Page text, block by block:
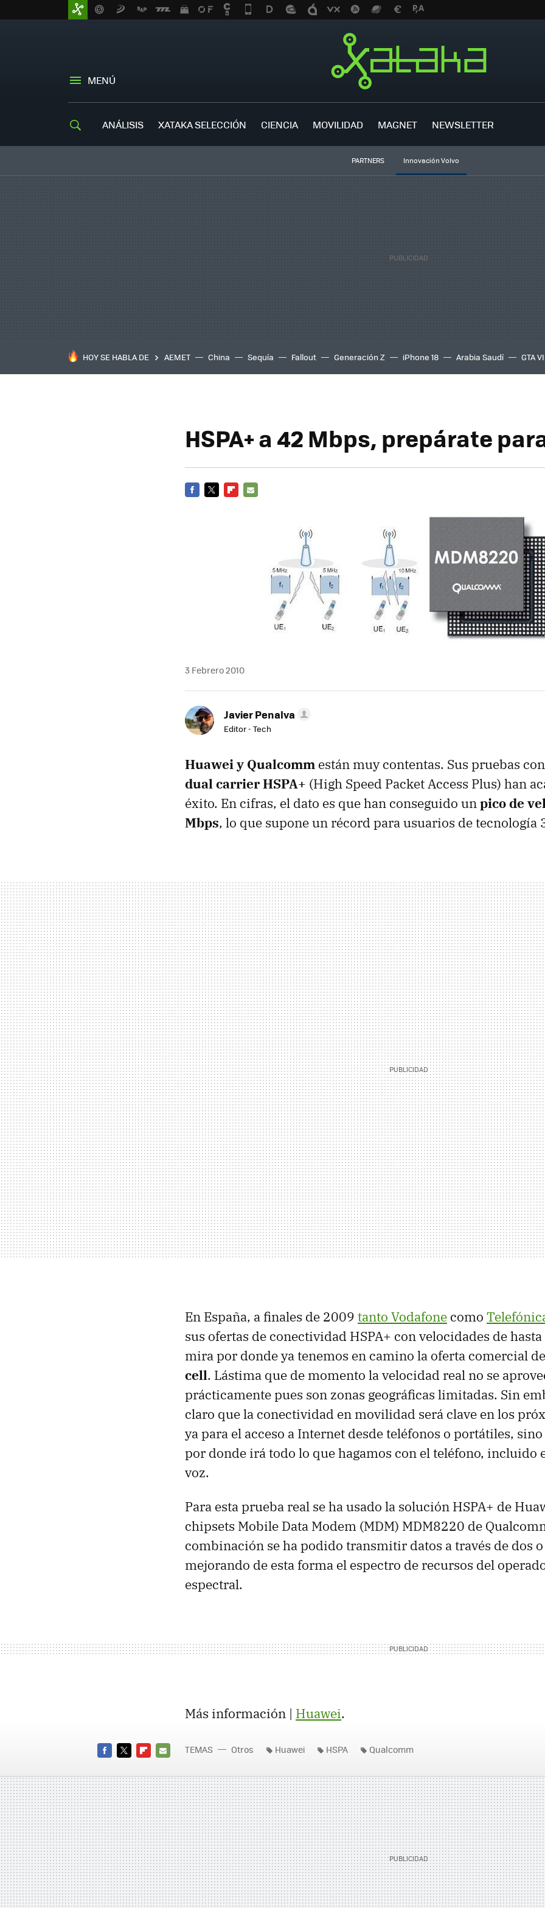
MENÚ
ANÁLISIS XATAKA SELECCIÓN CIENCIA MOVILIDAD MAGNET NEWSLETTER
PARTNERS Innovación Volvo
HOY SE HABLA DE AEMET China Sequía Fallout Generación Z iPhone 18 Arabia Saudí GTA VI
HSPA+ a 42 Mbps, prepárate
3 Febrero 2010
Javier Penalva
Editor - Tech
Huawei y Qualcomm están muy contentas. Sus pruebas
dual carrier HSPA+ (High Speed Packet Access Plus) han
éxito. En cifras, el dato es que han conseguido unpico de
Mbps, lo que supone un récord para usuarios de tecnología
En España, a finales de 2009 tanto Vodafone como
sus ofertas de conectividad HSPA+ con velocidades de
mira por donde ya tenemos en camino la oferta comercial
cell. Lástima que de momento la velocidad real no se
prácticamente pues son zonas geográficas limitadas. Sin
claro que la conectividad en movilidad será clave en los
ya para el acceso a Internet desde teléfonos o portátiles,
por donde irá todo lo que hagamos con el teléfono, incluido
voz.
Para esta prueba real se ha usado la solución HSPA+ de
chipsets Mobile Data Modem (MDM) MDM8220 de
combinación se ha podido transmitir datos a través de dos
mejorando de esta forma el espectro de recursos del
espectral.
Más información | Huawei.
MAIL
TEMAS Otros Huawei HSPA Qualcomm